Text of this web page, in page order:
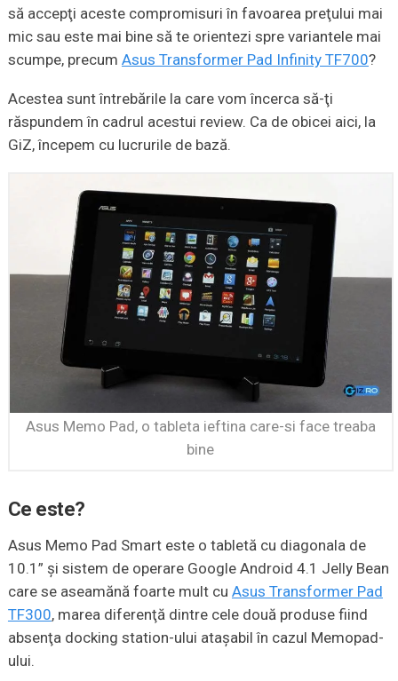
să accepţi aceste compromisuri în favoarea preţului mai
mic sau este mai bine să te orientezi spre variantele mai
scumpe, precum Asus Transformer Pad Infinity TF700?
Acestea sunt întrebările la care vom încerca să-ţi
răspundem în cadrul acestui review. Ca de obicei aici, la
GiZ, începem cu lucrurile de bază.
Asus Memo Pad, o tableta ieftina care-si face treaba
bine
Ce este?
Asus Memo Pad Smart este o tabletă cu diagonala de
10.1” şi sistem de operare Google Android 4.1 Jelly Bean
care se aseamănă foarte mult cu Asus Transformer Pad
TF300, marea diferenţă dintre cele două produse fiind
absenţa docking station-ului ataşabil în cazul Memopad-
ului.